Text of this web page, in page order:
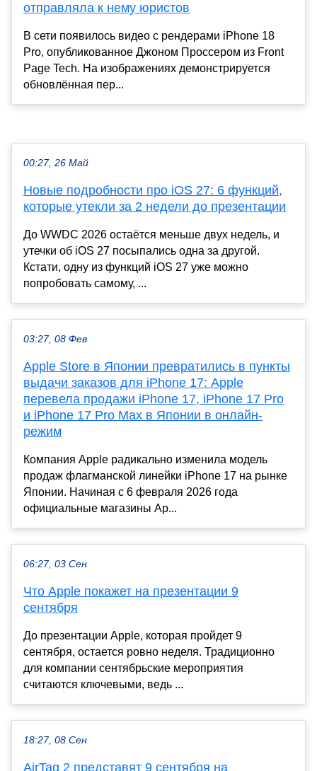
отправляла к нему юристов
В сети появилось видео с рендерами iPhone 18
Pro, опубликованное Джоном Проссером из Front
Page Tech. На изображениях демонстрируется
обновлённая пер...
00:27, 26 Май
Новые подробности про iOS 27: 6 функций,
которые утекли за 2 недели до презентации
До WWDC 2026 остаётся меньше двух недель, и
утечки об iOS 27 посыпались одна за другой.
Кстати, одну из функций iOS 27 уже можно
попробовать самому, ...
03:27, 08 Фев
Apple Store в Японии превратились в пункты
выдачи заказов для iPhone 17: Apple
перевела продажи iPhone 17, iPhone 17 Pro
и iPhone 17 Pro Max в Японии в онлайн-
режим
Компания Apple радикально изменила модель
продаж флагманской линейки iPhone 17 на рынке
Японии. Начиная с 6 февраля 2026 года
официальные магазины Ap...
06:27, 03 Сен
Что Apple покажет на презентации 9
сентября
До презентации Apple, которая пройдет 9
сентября, остается ровно неделя. Традиционно
для компании сентябрьские мероприятия
считаются ключевыми, ведь ...
18:27, 08 Сен
AirTag 2 представят 9 сентября на